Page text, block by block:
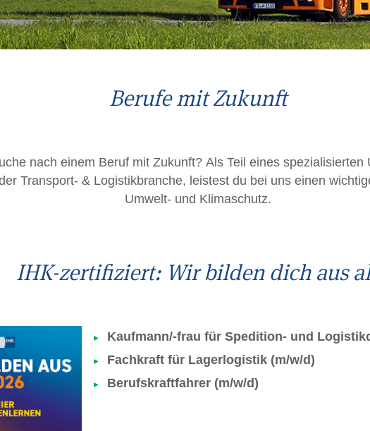
Berufe mit Zukunft
nach einem Beruf mit Zukunft? Als Teil eines spezialisierten
Transport- & Logistikbranche, leistest du bei uns einen
Umwelt- und Klimaschutz.
IHK-zertifiziert: Wir bilden dich aus
Kaufmann/-frau für Spedition- und
Fachkraft für Lagerlogistik (m/w/d)
Berufskraftfahrer (m/w/d)